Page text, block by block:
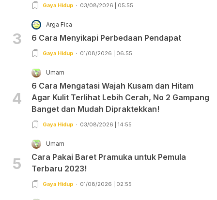
Gaya Hidup 03/08/2026 | 05:55
3
Arga Fica
6 Cara Menyikapi Perbedaan Pendapat
Gaya Hidup 01/08/2026 | 06:55
4
Umam
6 Cara Mengatasi Wajah Kusam dan Hitam
Agar Kulit Terlihat Lebih Cerah, No 2 Gampang
Banget dan Mudah Dipraktekkan!
Gaya Hidup 03/08/2026 | 14:55
5
Umam
Cara Pakai Baret Pramuka untuk Pemula
Terbaru 2023!
Gaya Hidup 01/08/2026 | 02:55